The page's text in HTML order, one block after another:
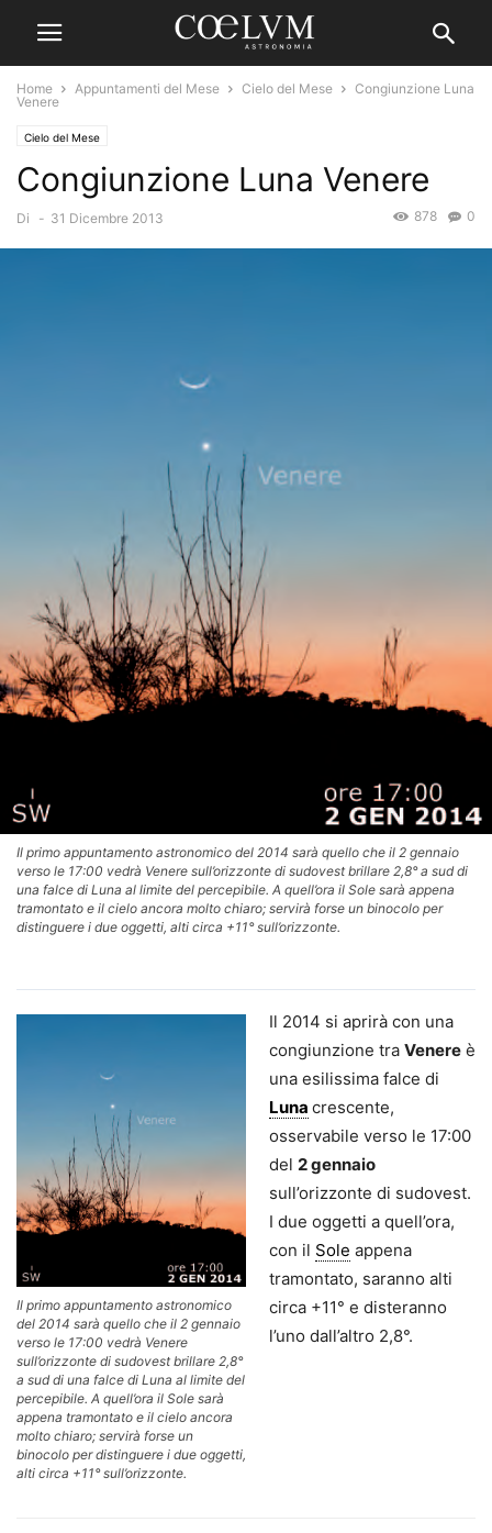
Home Appuntamenti del Mese Cielo del Mese
Congiunzione Luna
Venere
Cielo del Mese
Congiunzione Luna Venere
Di - 31 Dicembre 2013 0
878
Il primo appuntamento astronomico del 2014 sarà quello che il 2 gennaio
verso le 17:00 vedrà Venere sull’orizzonte di sudovest brillare 2,8° a sud di
una falce di Luna al limite del percepibile. A quell’ora il Sole sarà appena
tramontato e il cielo ancora molto chiaro; servirà forse un binocolo per
distinguere i due oggetti, alti circa +11° sull’orizzonte.
Il primo appuntamento astronomico
del 2014 sarà quello che il 2 gennaio
verso le 17:00 vedrà Venere
sull’orizzonte di sudovest brillare 2,8°
a sud di una falce di Luna al limite del
percepibile. A quell’ora il Sole sarà
appena tramontato e il cielo ancora
molto chiaro; servirà forse un
binocolo per distinguere i due oggetti,
alti circa +11° sull’orizzonte.
Il 2014 si aprirà con una
congiunzione tra Venere è
una esilissima falce di
Luna crescente,
osservabile verso le 17:00
del 2 gennaio
sull’orizzonte di sudovest.
I due oggetti a quell’ora,
con il Sole appena
tramontato, saranno alti
circa +11° e disteranno
l’uno dall’altro 2,8°.